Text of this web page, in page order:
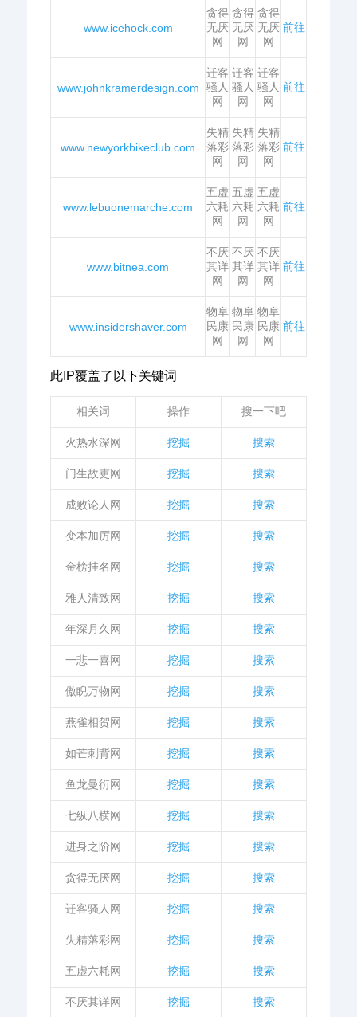
www.icehock.com
贪得
无厌
网
贪得
无厌
网
贪得
无厌
网
前往
www.johnkramerdesign.com
迁客
骚人
网
迁客
骚人
网
迁客
骚人
网
前往
www.newyorkbikeclub.com
失精
落彩
网
失精
落彩
网
失精
落彩
网
前往
www.lebuonemarche.com
五虚
六耗
网
五虚
六耗
网
五虚
六耗
网
前往
www.bitnea.com
不厌
其详
网
不厌
其详
网
不厌
其详
网
前往
www.insidershaver.com
物阜
民康
网
物阜
民康
网
物阜
民康
网
前往
此IP覆盖了以下关键词
相关词 操作 搜一下吧
火热水深网 挖掘 搜索
门生故吏网 挖掘 搜索
成败论人网 挖掘 搜索
变本加厉网 挖掘 搜索
金榜挂名网 挖掘 搜索
雅人清致网 挖掘 搜索
年深月久网 挖掘 搜索
一悲一喜网 挖掘 搜索
傲睨万物网 挖掘 搜索
燕雀相贺网 挖掘 搜索
如芒刺背网 挖掘 搜索
鱼龙曼衍网 挖掘 搜索
七纵八横网 挖掘 搜索
进身之阶网 挖掘 搜索
贪得无厌网 挖掘 搜索
迁客骚人网 挖掘 搜索
失精落彩网 挖掘 搜索
五虚六耗网 挖掘 搜索
不厌其详网 挖掘 搜索